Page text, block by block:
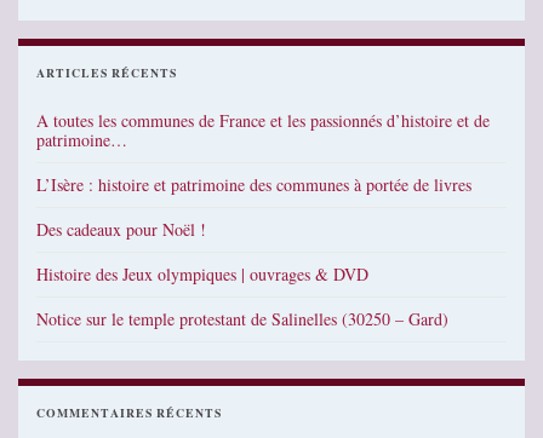
ARTICLES RÉCENTS
A toutes les communes de France et les passionnés d’histoire et de
patrimoine…
L’Isère : histoire et patrimoine des communes à portée de livres
Des cadeaux pour Noël !
Histoire des Jeux olympiques | ouvrages & DVD
Notice sur le temple protestant de Salinelles (30250 – Gard)
COMMENTAIRES RÉCENTS